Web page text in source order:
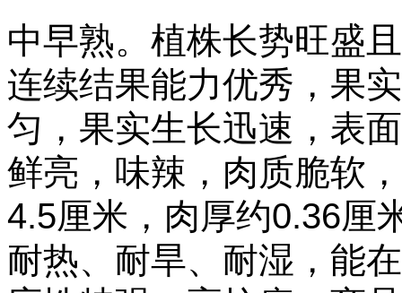
中早熟。植株长势旺盛
连续结果能力优秀，果
匀，果实生长迅速，表
鲜亮，味辣，肉质脆软
4.5厘米，肉厚约0.36厘
耐热、耐旱、耐湿，能